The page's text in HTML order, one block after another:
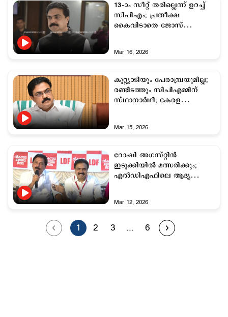
13–ാം സീറ്റ് തരില്ലെന്ന് ഉറച്ച്
സിപിഎം; പ്രതീക്ഷ
കൈവിടാതെ ജോസ്
Mar 16, 2026
കുറ്റ്യാടിയും പേരാമ്പ്രയുമില്ല;
രണ്ടിടത്തും സിപിഎമ്മിന്
സ്ഥാനാര്‍ഥി; കേരള
Mar 15, 2026
റോഷി അഗസ്റ്റിന്‍
ഇടുക്കിയില്‍ മത്സരിക്കും;
എല്‍ഡിഎഫിലെ ആദ്യ
Mar 12, 2026
1 2 3 ... 6